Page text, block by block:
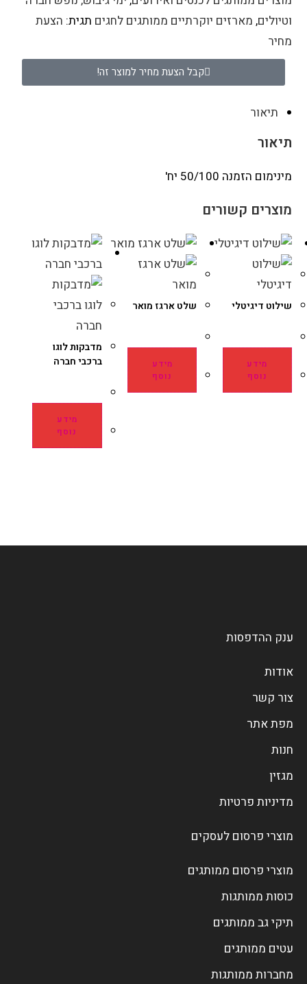
וטיולים,מארזים יוקרתיים ממותגים לחגים תגית:הצעת
מחיר
קבל הצעת מחיר למוצר זה!
תיאור
תיאור
מינימום הזמנה 50/100 יח'
מוצרים קשורים
שילוט דיגיטלי
מידע
נוסף
שלט ארגז מואר
מידע
נוסף
מדבקות לוגו
ברכבי חברה
מידע
נוסף
ענק ההדפסות
אודות
צור קשר
מפת אתר
חנות
מגזין
מדיניות פרטיות
מוצרי פרסום לעסקים
מוצרי פרסום ממותגים
כוסות ממותגות
תיקי גב ממותגים
עטים ממותגים
מחברות ממותגות